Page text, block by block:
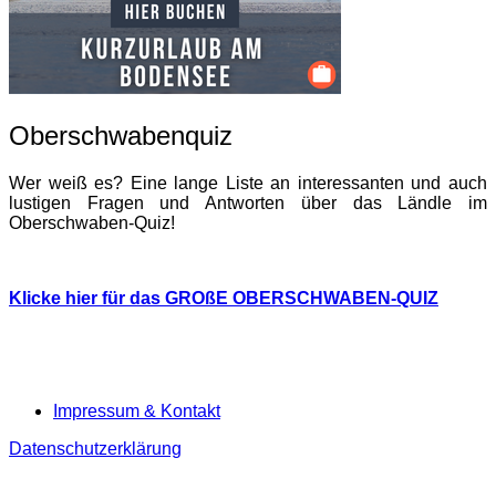
Oberschwabenquiz
Wer weiß es? Eine lange Liste an interessanten und auch
lustigen Fragen und Antworten über das Ländle im
Oberschwaben-Quiz!
Klicke hier für das GROßE OBERSCHWABEN-QUIZ
Impressum & Kontakt
Datenschutzerklärung